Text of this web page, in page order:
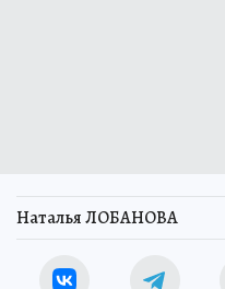
Наталья ЛОБАНОВА